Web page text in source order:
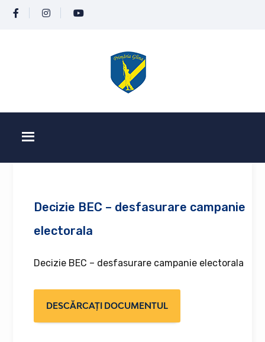
Decizie BEC – desfasurare campanie
electorala
Decizie BEC – desfasurare campanie electorala
DESCĂRCAȚI DOCUMENTUL